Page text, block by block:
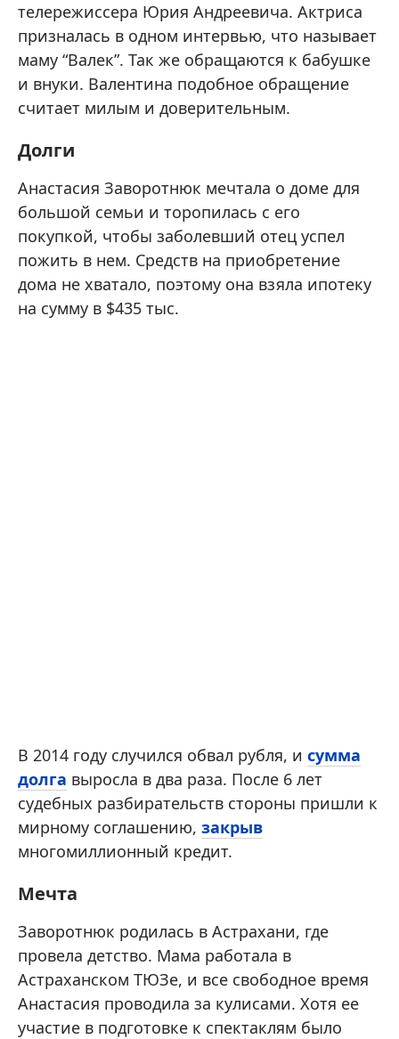
телережиссера Юрия Андреевича. Актриса
призналась в одном интервью, что называет
маму “Валек”. Так же обращаются к бабушке
и внуки. Валентина подобное обращение
считает милым и доверительным.
Долги
Анастасия Заворотнюк мечтала о доме для
большой семьи и торопилась с его
покупкой, чтобы заболевший отец успел
пожить в нем. Средств на приобретение
дома не хватало, поэтому она взяла ипотеку
на сумму в $435 тыс.
В 2014 году случился обвал рубля, и сумма
долга выросла в два раза. После 6 лет
судебных разбирательств стороны пришли к
мирному соглашению, закрыв
многомиллионный кредит.
Мечта
Заворотнюк родилась в Астрахани, где
провела детство. Мама работала в
Астраханском ТЮЗе, и все свободное время
Анастасия проводила за кулисами. Хотя ее
участие в подготовке к спектаклям было